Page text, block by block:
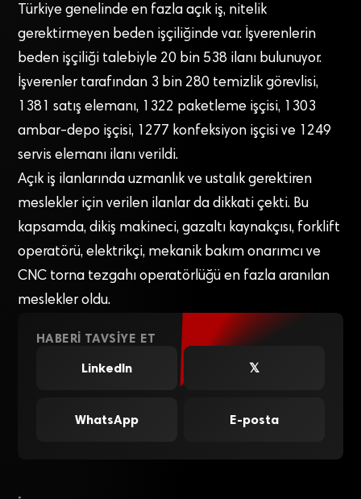
Türkiye genelinde en fazla açık iş, nitelik
gerektirmeyen beden işçiliğinde var. İşverenlerin
beden işçiliği talebiyle 20 bin 538 ilanı bulunuyor.
İşverenler tarafından 3 bin 280 temizlik görevlisi,
1381 satış elemanı, 1322 paketleme işçisi, 1303
ambar-depo işçisi, 1277 konfeksiyon işçisi ve 1249
servis elemanı ilanı verildi.
Açık iş ilanlarında uzmanlık ve ustalık gerektiren
meslekler için verilen ilanlar da dikkati çekti. Bu
kapsamda, dikiş makineci, gazaltı kaynakçısı, forklift
operatörü, elektrikçi, mekanik bakım onarımcı ve
CNC torna tezgahı operatörlüğü en fazla aranılan
meslekler oldu.
HABERI TAVSIYE ET
LinkedIn
𝕏
WhatsApp E-posta